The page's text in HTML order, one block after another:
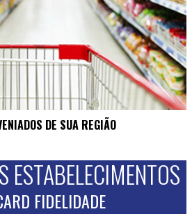
DE SUA REGIÃO
ESTABELECIMENTOS
FIDELIDADE